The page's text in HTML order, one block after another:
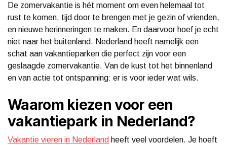
De zomervakantie is hét moment om even helemaal tot
rust te komen, tijd door te brengen met je gezin of vrienden,
en nieuwe herinneringen te maken. En daarvoor hoef je echt
niet naar het buitenland. Nederland heeft namelijk een
schat aan vakantieparken die perfect zijn voor een
geslaagde zomervakantie. Van de kust tot het binnenland
en van actie tot ontspanning: er is voor ieder wat wils.
Waarom kiezen voor een
vakantiepark in Nederland?
Vakantie vieren in Nederland heeft veel voordelen. Je hoeft